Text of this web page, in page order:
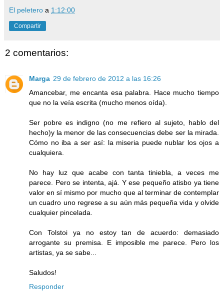
El peletero a 1:12:00
Compartir
2 comentarios:
Marga 29 de febrero de 2012 a las 16:26
Amancebar, me encanta esa palabra. Hace mucho tiempo
que no la veía escrita (mucho menos oída).
Ser pobre es indigno (no me refiero al sujeto, hablo del
hecho)y la menor de las consecuencias debe ser la mirada.
Cómo no iba a ser así: la miseria puede nublar los ojos a
cualquiera.
No hay luz que acabe con tanta tiniebla, a veces me
parece. Pero se intenta, ajá. Y ese pequeño atisbo ya tiene
valor en sí mismo por mucho que al terminar de contemplar
un cuadro uno regrese a su aún más pequeña vida y olvide
cualquier pincelada.
Con Tolstoi ya no estoy tan de acuerdo: demasiado
arrogante su premisa. E imposible me parece. Pero los
artistas, ya se sabe...
Saludos!
Responder